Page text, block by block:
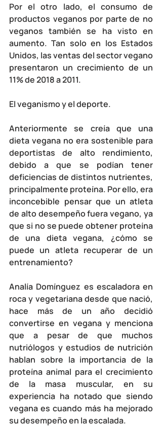
Por el otro lado, el consumo de
productos veganos por parte de no
veganos también se ha visto en
aumento. Tan solo en los Estados
Unidos, las ventas del sector vegano
presentaron un crecimiento de un
11% de 2018 a 2011.
El veganismo y el deporte.
Anteriormente se creía que una
dieta vegana no era sostenible para
deportistas de alto rendimiento,
debido a que se podían tener
deficiencias de distintos nutrientes,
principalmente proteína. Por ello, era
inconcebible pensar que un atleta
de alto desempeño fuera vegano, ya
que si no se puede obtener proteína
de una dieta vegana, ¿cómo se
puede un atleta recuperar de un
entrenamiento?
Analía Domínguez es escaladora en
roca y vegetariana desde que nació,
hace más de un año decidió
convertirse en vegana y menciona
que a pesar de que muchos
nutriólogos y estudios de nutrición
hablan sobre la importancia de la
proteína animal para el crecimiento
de la masa muscular, en su
experiencia ha notado que siendo
vegana es cuando más ha mejorado
su desempeño en la escalada.